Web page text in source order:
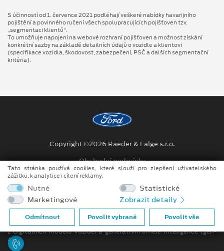
S účinností od 1. července 2021 podléhají veškeré nabídky havarijního
pojištění a povinného ručení všech spolupracujících pojišťoven tzv.
„segmentaci klientů“.
To umožňuje napojení na webové rozhraní pojišťoven a možnost získání
konkrétní sazby na základě detailních údajů o vozidle a klientovi
(specifikace vozidla, škodovost, zabezpečení, PSČ a dalších segmentační
kritéria).
Copyright ©2026 Raeder & Falge s.r.o.
Obchodní podmínky
Ochrana osobních údajů
Prohlášení o zpracování údajů konečných zákazníků
Při tvorbě videí a obrázků na tomto webu je využíváno kombinace
tradičních fotografií či videí, počítačem generovaných snímků (CGI)
z digitálních modelů vozidel a generativní umělé inteligence (gen-
AI).
Tato stránka používá cookies, které slouží pro zlepšení uživatelského
zážitku, k analytice i cílení reklamy.
Nutné
Statistické
Marketingové
Zobrazit detaily
Odmítnout Povolit vybrané Povolit vše